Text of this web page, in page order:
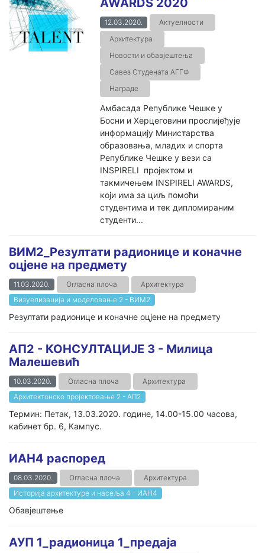
AWARDS 2020
12.03.2020.
Актуелности
Архитектура
Новости и обавјештења
Савез Студената АГГФ
Награде
Амбасада Републике Чешке у
Босни и Херцеговини прослијеђује
информацију Министарства
образовања, младих и спорта
Републике Чешке у вези са
INSPIRELI пројектом и
такмичењем INSPIRELI AWARDS,
који има за циљ помоћи
студентима и тек дипломираним
студенти...
ВИМ2_Резултати радионице и коначне
оцјене на предмету
11.03.2020. Огласна плоча
Архитектура
Визуелизација и моделовање 2 - ВИМ2
Резултати радионице и коначне оцјене на предмету
АП2 - КОНСУЛТАЦИЈЕ 3 - Милица
Малешевић
10.03.2020. Огласна плоча
Архитектура
Архитектонско пројектовање 2 - АП2
Термин: Петак, 13.03.2020. године, 14.00-15.00 часова,
кабинет бр. 6, Кампус.
ИАН4 распоред
08.03.2020. Огласна плоча
Архитектура
Историја архитектуре и насеља 4 - ИАН4
Обавјештење
АУП 1_радионица 1_предаја